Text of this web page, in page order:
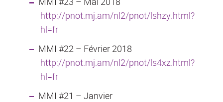
http://pnot.mj.am/nl2/pnot/lshzy.html?
hl=fr
MMI #22 – Février 2018
http://pnot.mj.am/nl2/pnot/ls4xz.html?
hl=fr
MMI #21 – Janvier